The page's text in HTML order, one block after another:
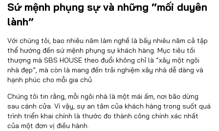
Sứ mệnh phụng sự và những “mối duyên
lành”
Với chúng tôi, bao nhiêu năm làm nghề là bấy nhiêu năm cả tập
thể hướng đến sứ mệnh phụng sự khách hàng. Mục tiêu tối
thượng mà SBS HOUSE theo đuổi không chỉ là “xây một ngôi
nhà đẹp”, mà còn là mang đến trải nghiệm xây nhà dễ dàng và
hạnh phúc cho mỗi gia chủ.
Chúng tôi tin rằng, mỗi ngôi nhà là một mái ấm, nơi bão dừng
sau cánh cửa. Vì vậy, sự an tâm của khách hàng trong suốt quá
trình triển khai chính là thước đo thành công chính xác nhất
của một đơn vị điều hành.